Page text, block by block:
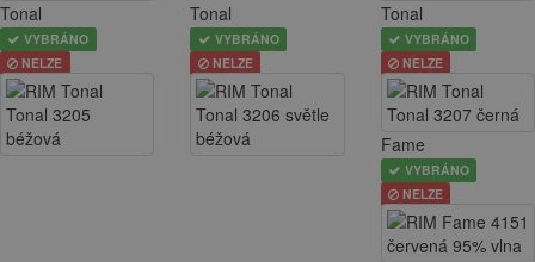
Tonal
VYBRÁNO
NELZE
Tonal
VYBRÁNO
NELZE
Tonal
VYBRÁNO
NELZE
Fame
VYBRÁNO
NELZE